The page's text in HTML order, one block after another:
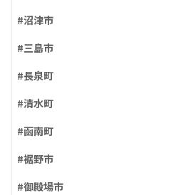
#沼津市
#三島市
#長泉町
#清水町
#函南町
#裾野市
#御殿場市